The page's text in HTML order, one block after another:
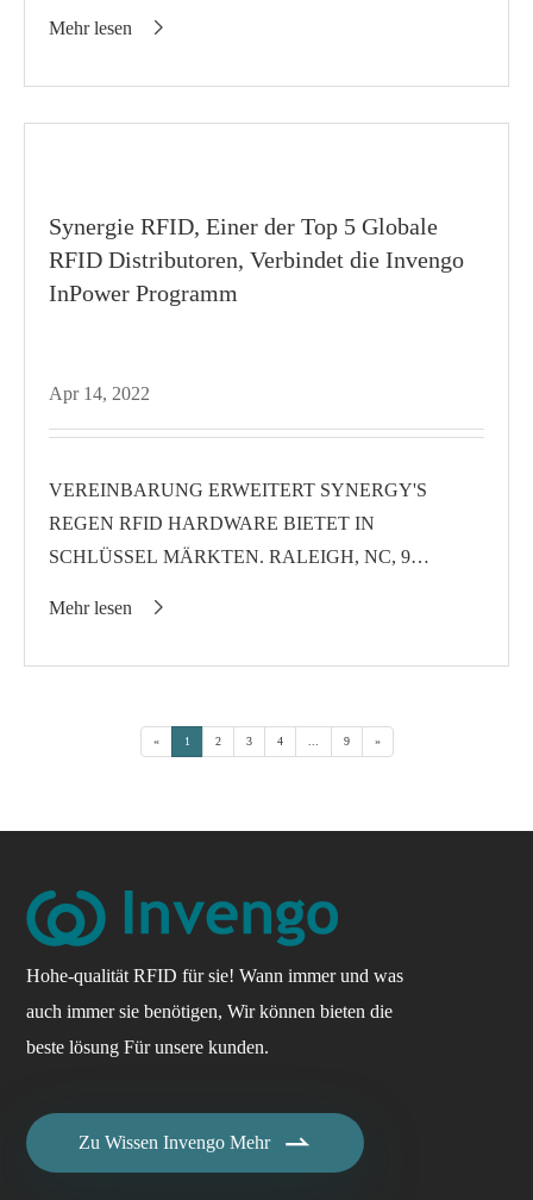
Mehr lesen

Synergie RFID, Einer der Top 5 Globale
RFID Distributoren, Verbindet die Invengo
InPower Programm
Apr 14, 2022
VEREINBARUNG ERWEITERT SYNERGY'S
REGEN RFID HARDWARE BIETET IN
SCHLÜSSEL MÄRKTEN. RALEIGH, NC, 9
Mehr lesen 
« 1 2 3 4 9 »
Hohe-qualität RFID für sie! Wann immer und was
auch immer sie benötigen, Wir können bieten die
beste lösung Für unsere kunden.
Zu Wissen Invengo Mehr 